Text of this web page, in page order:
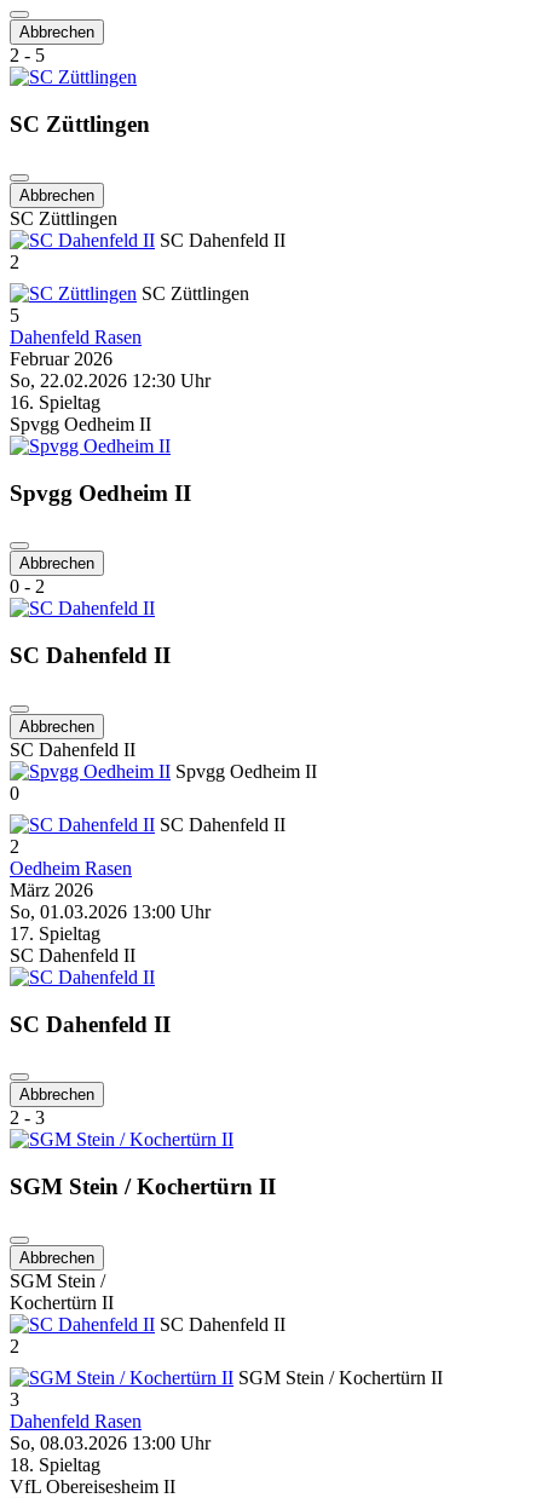
Abbrechen
2 - 5
SC Züttlingen
Abbrechen
SC Züttlingen
SC Dahenfeld II
2
SC Züttlingen
5
Dahenfeld Rasen
Februar 2026
So, 22.02.2026 12:30 Uhr
16. Spieltag
Spvgg Oedheim II
Spvgg Oedheim II
Abbrechen
0 - 2
SC Dahenfeld II
Abbrechen
SC Dahenfeld II
Spvgg Oedheim II
0
SC Dahenfeld II
2
Oedheim Rasen
März 2026
So, 01.03.2026 13:00 Uhr
17. Spieltag
SC Dahenfeld II
SC Dahenfeld II
Abbrechen
2 - 3
SGM Stein / Kochertürn II
Abbrechen
SGM Stein /
Kochertürn II
SC Dahenfeld II
2
SGM Stein / Kochertürn II
3
Dahenfeld Rasen
So, 08.03.2026 13:00 Uhr
18. Spieltag
VfL Obereisesheim II